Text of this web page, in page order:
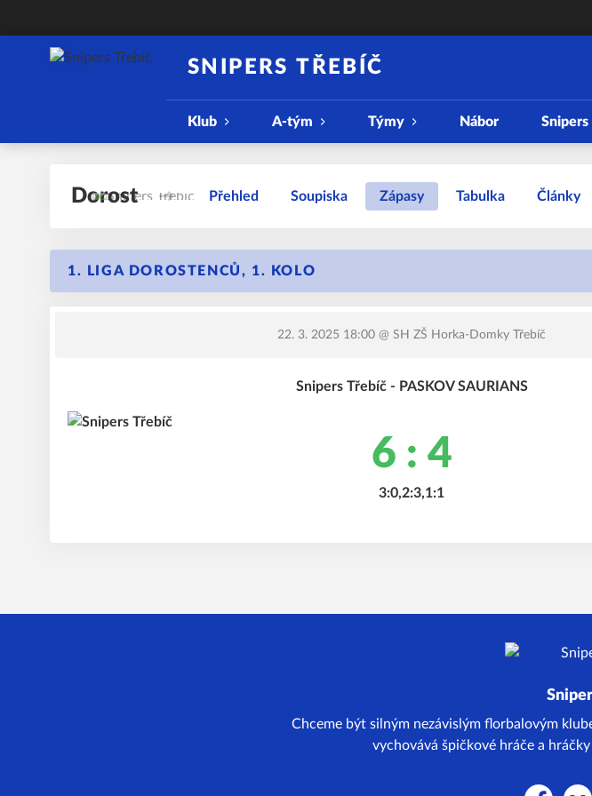
SNIPERS TŘEBÍČ
Klub A-tým Týmy Nábor Snipers
Dorost Přehled Soupiska Zápasy Tabulka Články
1. LIGA DOROSTENCŮ, 1. KOLO
22. 3. 2025 18:00 @ SH ZŠ Horka-Domky Třebíč
Snipers Třebíč - PASKOV SAURIANS
6 : 4
3:0,2:3,1:1
Chceme být silným nezávislým florbalovým
vychovává špičkové hráče a